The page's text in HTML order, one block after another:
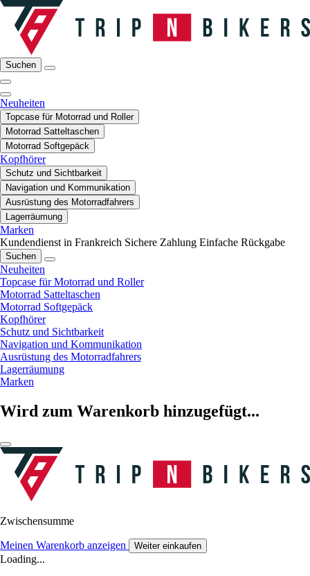
Suchen
Neuheiten
Topcase für Motorrad und Roller
Motorrad Satteltaschen
Motorrad Softgepäck
Kopfhörer
Schutz und Sichtbarkeit
Navigation und Kommunikation
Ausrüstung des Motorradfahrers
Lagerräumung
Marken
Kundendienst in Frankreich Sichere Zahlung Einfache Rückgabe
Suchen
Neuheiten
Topcase für Motorrad und Roller
Motorrad Satteltaschen
Motorrad Softgepäck
Kopfhörer
Schutz und Sichtbarkeit
Navigation und Kommunikation
Ausrüstung des Motorradfahrers
Lagerräumung
Marken
Wird zum Warenkorb hinzugefügt...
Zwischensumme
Meinen Warenkorb anzeigen Weiter einkaufen
Loading...